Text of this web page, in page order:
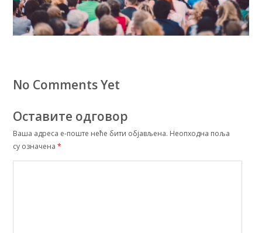
No Comments Yet
Оставите одговор
Ваша адреса е-поште неће бити објављена. Неопходна поља
су означена *